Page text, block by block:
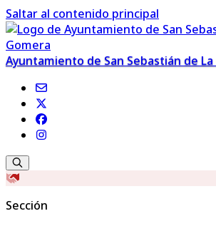
Saltar al contenido principal
Ayuntamiento de San Sebastián de
Sección